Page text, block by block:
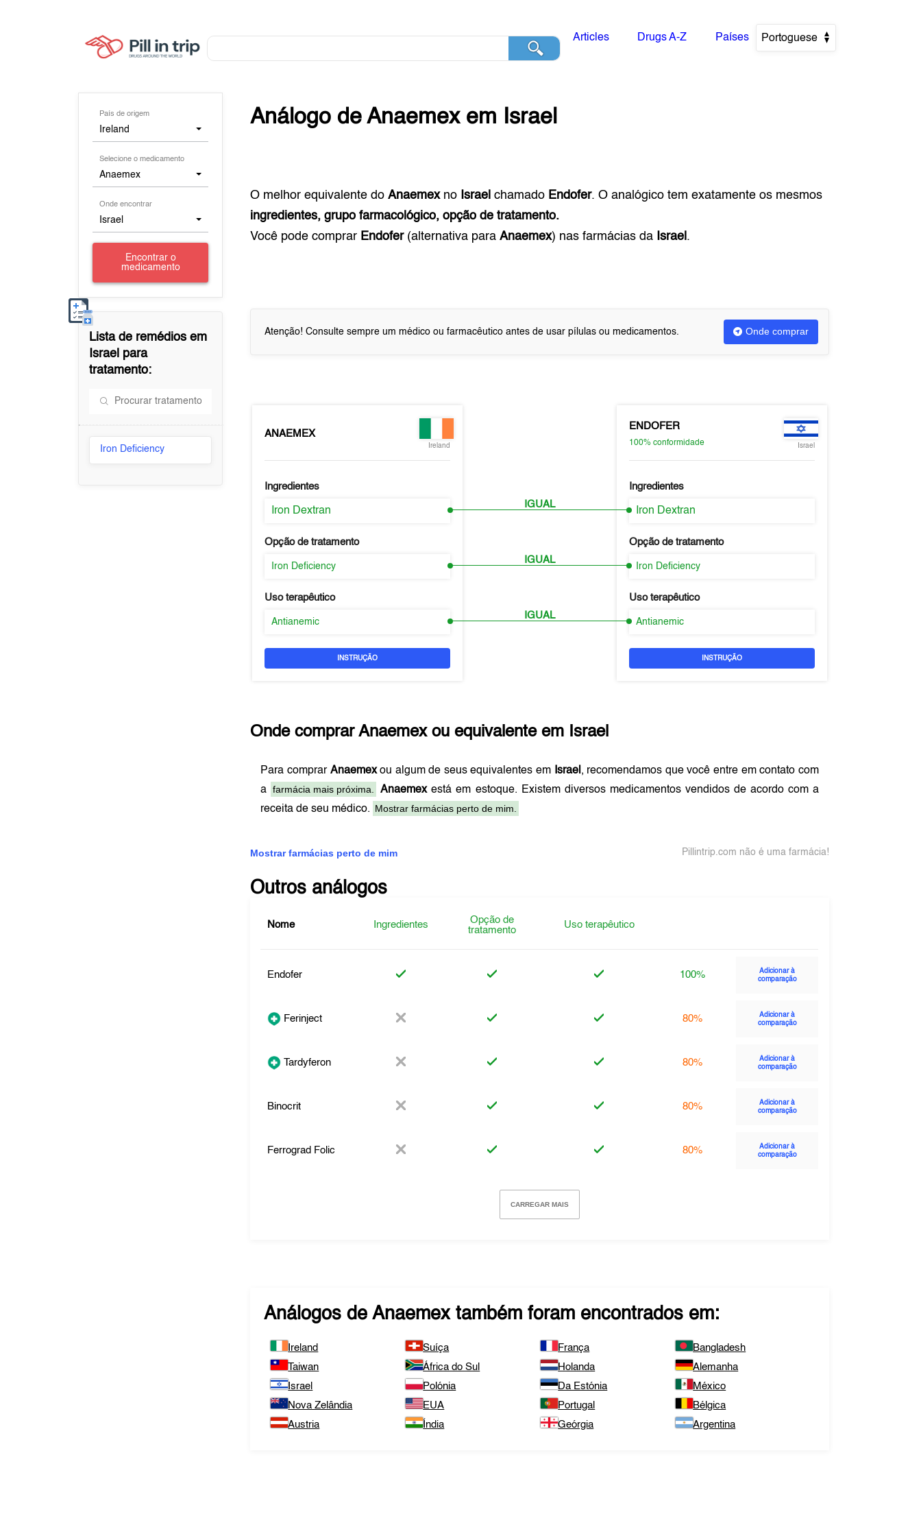
Articles Drugs A-Z Países Portoguese
País de origem
Ireland
Selecione o medicamento
Anaemex
Onde encontrar
Israel
Encontrar o
medicamento
Lista de remédios em
Israel para
tratamento:
Iron Deficiency
Análogo deAnaemexem Israel
O melhor equivalente doAnaemexno Israel chamado Endofer. O analógico tem exatamente os mesmos
ingredientes, grupo farmacológico, opção de tratamento.
Você pode comprar Endofer(alternativa paraAnaemex) nas farmácias da Israel .
Atenção! Consulte sempre um médico ou farmacêutico antes de usar pílulas ou medicamentos. Onde comprar
ANAEMEX
Ireland
Ingredientes
Iron Dextran
Opção de tratamento
Iron Deficiency
Uso terapêutico
Antianemic
INSTRUÇÃO
IGUAL
IGUAL
IGUAL
ENDOFER
100% conformidade Israel
Ingredientes
Iron Dextran
Opção de tratamento
Iron Deficiency
Uso terapêutico
Antianemic
INSTRUÇÃO
Onde comprarAnaemexou equivalente em Israel
Para comprar Anaemexou algum de seus equivalentes em Israel , recomendamos que você entre em contato com
a farmácia mais próxima. Anaemexestá em estoque. Existem diversos medicamentos vendidos de acordo com a
receita de seu médico. Mostrar farmácias perto de mim.
Mostrar farmácias perto de mim Pillintrip.com não é uma farmácia!
Outros análogos
Nome Ingredientes
Opção de
tratamento
Uso terapêutico
Endofer 100%
Adicionar à
comparação
Ferinject 80%
Adicionar à
comparação
Tardyferon 80%
Adicionar à
comparação
Binocrit 80%
Adicionar à
comparação
Ferrograd Folic 80%
Adicionar à
comparação
CARREGAR MAIS
Análogos deAnaemextambém foram encontrados em:
Ireland Suíça França
Bangladesh
Taiwan
África do Sul Holanda
Alemanha
Israel
Polónia Da Estónia
México
Nova Zelândia
EUA Portugal
Bélgica
Austria
Índia Geórgia Argentina